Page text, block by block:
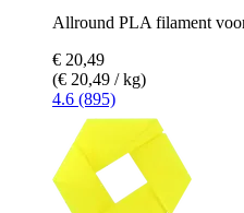
Allround PLA filament
€ 20,49
(€ 20,49 / kg)
4.6 (895)